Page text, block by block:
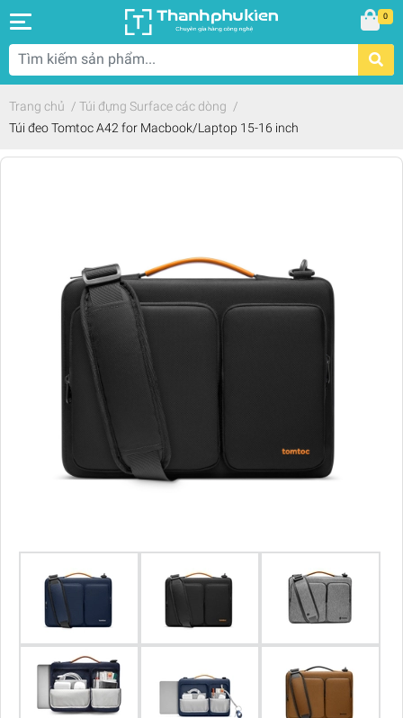
0
Trang chủ / Túi đựng Surface các dòng /
Túi đeo Tomtoc A42 for Macbook/Laptop 15-16 inch